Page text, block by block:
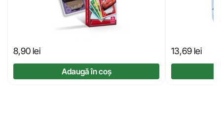
8,90 lei
Adaugă în coș
13,69 lei